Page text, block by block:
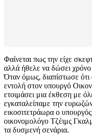
Φαίνεται πως την είχε
αλλά ήθελε να δώσει χρόνο
Όταν όμως, διαπίστωσε
εντολή στον υπουργό
ετοιμάσει μια έκθεση με
εγκαταλείπαμε την
εικοσιτετράωρα ο
οικονομολόγο Τζέιμς
τα δυσμενή σενάρια.